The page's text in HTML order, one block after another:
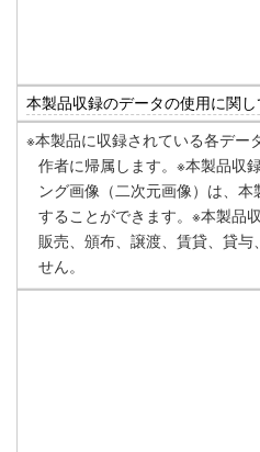
本製品収録のデータの使用に関
※本製品に収録されている各デー
作者に帰属します。※本製品収
ング画像（二次元画像）は、
することができます。※本製品
販売、頒布、譲渡、賃貸、貸
せん。